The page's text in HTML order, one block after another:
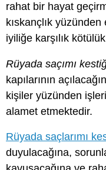
rahat bir hayat
kıskançlık yüzünden
iyiliğe karşılık
Rüyada saçımı
kapılarının
kişiler yüzünden
alamet etmektedir.
Rüyada saçlarımı
duyulacağına,